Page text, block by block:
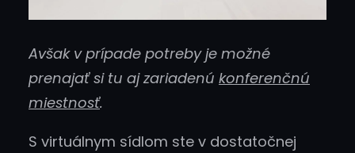
Avšak v prípade potreby je možné
prenajať si tu aj zariadenú konferenčnú
miestnosť.
S virtuálnym sídlom ste v dostatočnej